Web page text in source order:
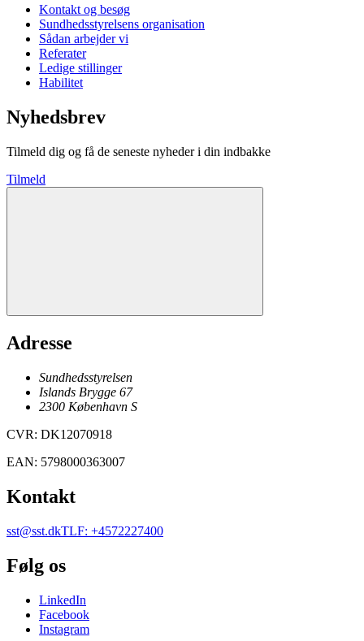
Kontakt og besøg
Sundhedsstyrelsens organisation
Sådan arbejder vi
Referater
Ledige stillinger
Habilitet
Nyhedsbrev
Tilmeld dig og få de seneste nyheder i din indbakke
Tilmeld
Adresse
Sundhedsstyrelsen
Islands Brygge 67
2300 København S
CVR: DK12070918
EAN: 5798000363007
Kontakt
sst@sst.dkTLF: +4572227400
Følg os
LinkedIn
Facebook
Instagram